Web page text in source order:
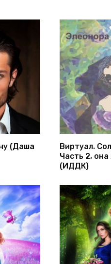
(Даша
Виртуал.
Часть 2,
(ИДДК)